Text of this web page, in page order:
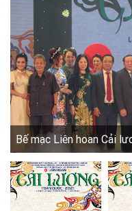
Bế mạc Liên hoan Cải